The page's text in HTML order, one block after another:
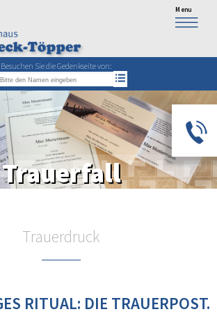
Besuchen Sie die Gedenkseite von:
Trauerdruck
Trauerfall
RITUAL: DIE TRAUERPOST.